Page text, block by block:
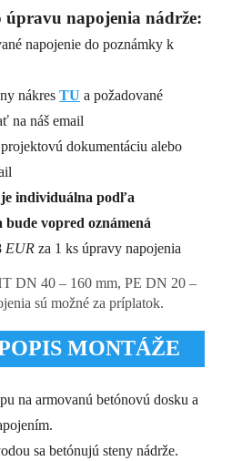
napojenia nádrže:
napojenie do poznámky k
nákres TU a požadované
na náš email
dokumentáciu alebo
individuálna podľa
vopred oznámená
EUR za 1 ks úpravy napojenia
DN 40 – 160 mm, PE DN 20 –
sú možné za príplatok.
MONTÁŽE
na armovanú betónovú dosku a
sa betónujú steny nádrže.